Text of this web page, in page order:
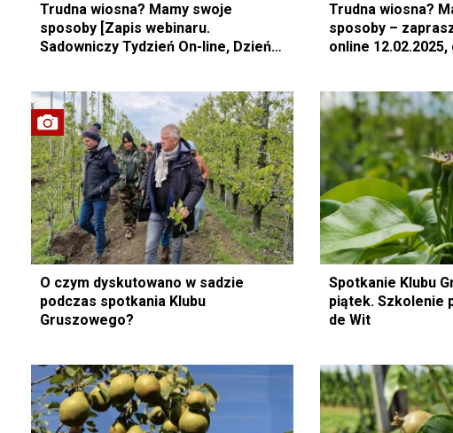
Trudna wiosna? Mamy swoje
sposoby [Zapis webinaru.
Sadowniczy Tydzień On-line, Dzień
Trudna wiosna?
sposoby –
online 12.02.2025,
O czym dyskutowano w sadzie
podczas spotkania Klubu
Gruszowego?
Spotkanie Klubu
piątek. Szkolenie
de Wit